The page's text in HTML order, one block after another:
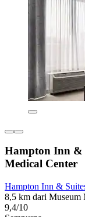
Hampton Inn &
Medical Center
Hampton Inn &
8,5 km dari Museum
9,4/10